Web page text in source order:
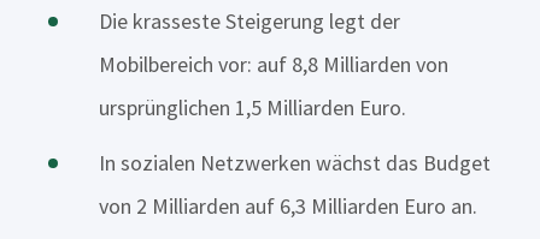
Die krasseste Steigerung legt der
Mobilbereich vor: auf 8,8 Milliarden von
ursprünglichen 1,5 Milliarden Euro.
In sozialen Netzwerken wächst das Budget
von 2 Milliarden auf 6,3 Milliarden Euro an.